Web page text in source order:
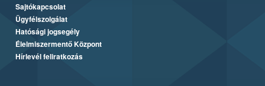
Sajtókapcsolat
Ügyfélszolgálat
Hatósági jogsegély
Élelmiszermentő Központ
Hírlevél feliratkozás